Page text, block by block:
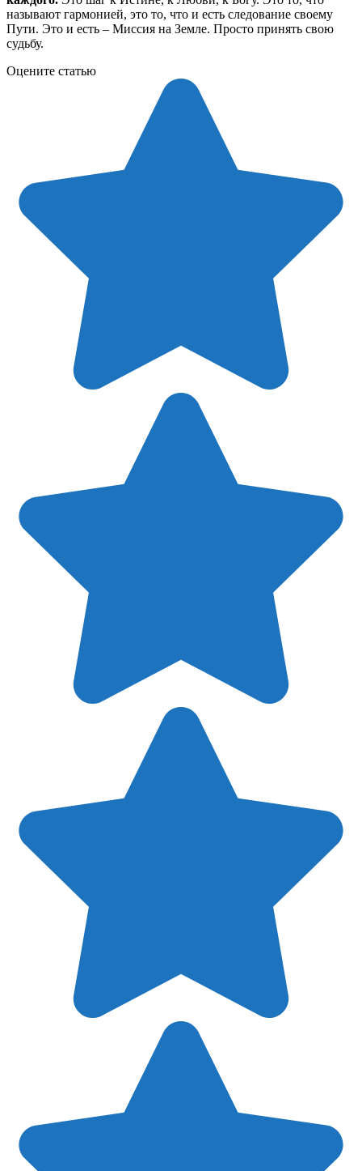
называют гармонией, это то, что и есть следование своему
Пути. Это и есть – Миссия на Земле. Просто принять свою
судьбу.
Оцените статью